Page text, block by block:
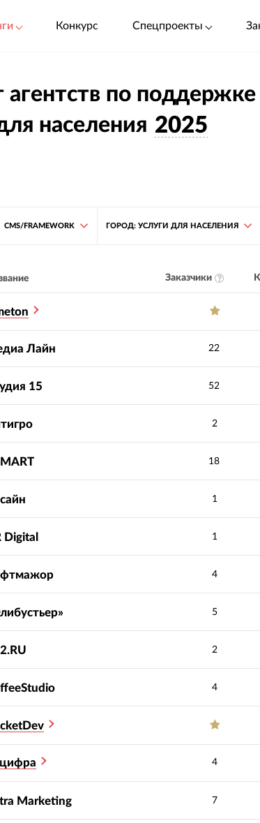
Конкурс Спецпроекты
5.0
агентств по
населения 2025
CMS/FRAMEWORK ГОРОД: УСЛУГИ ДЛЯ НАСЕЛЕНИЯ
Заказчики
Лайн 22
15 52
2
18
1
Digital 1
4
5
2
4
4
Marketing 7